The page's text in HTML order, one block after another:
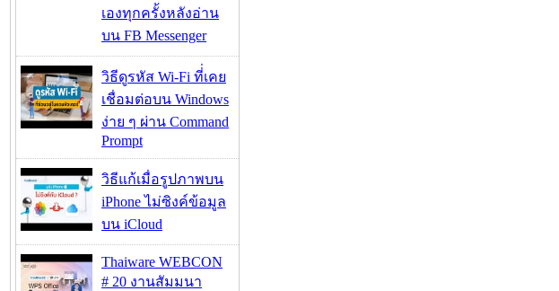
เองทุกครั้งหลังอ่าน
บน FB Messenger
วิธีดูรหัส Wi-Fi ที่่เคย
เชื่อมต่อบน Windows
ง่าย ๆ ผ่าน Command
Prompt
วิธีแก้เมื่อรูปภาพบน
iPhone ไม่ซิงค์ข้อมูล
บน iCloud
Thaiware WEBCON
# 20 งานสัมมนา